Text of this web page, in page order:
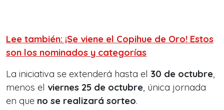
Lee también: ¡Se viene el Copihue de Oro! Estos
son los nominados y categorías
La iniciativa se extenderá hasta el 30 de octubre,
menos el viernes 25 de octubre, única jornada
en que no se realizará sorteo.